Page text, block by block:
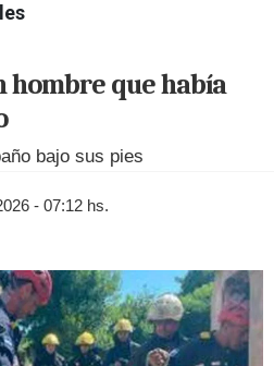
hombre que había
bajo sus pies
- 07:12 hs.